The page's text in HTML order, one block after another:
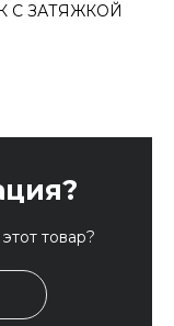
С ЗАТЯЖКОЙ
товар?